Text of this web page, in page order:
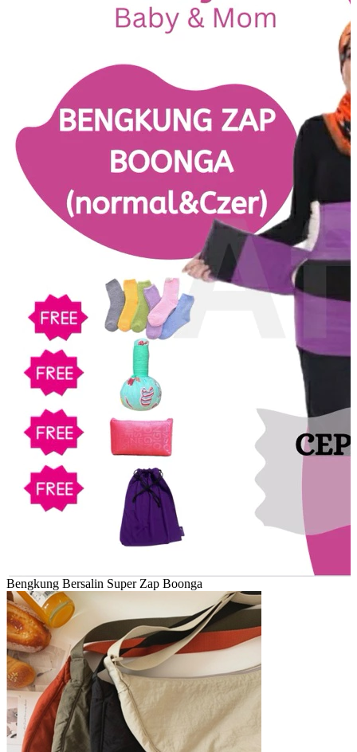
Bengkung Bersalin Super Zap Boonga